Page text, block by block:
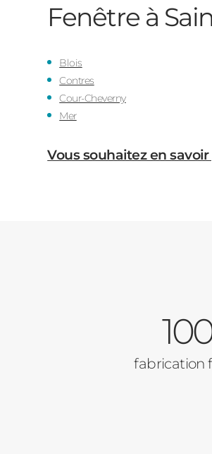
Fenêtre à
Blois
Contres
Cour-Cheverny
Mer
Vous souhaitez en
fabrication